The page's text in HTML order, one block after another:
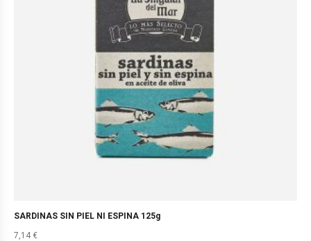
SARDINAS SIN PIEL NI ESPINA 125g
7,14 €